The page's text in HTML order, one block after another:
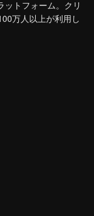
トフォーム。クリ
万人以上が利用し